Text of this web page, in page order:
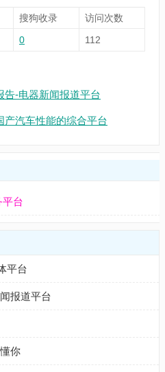
搜狗收录 访问次数
0 112
告-电器新闻报道平台
产汽车性能的综合平台
平台
平台
报道平台
你